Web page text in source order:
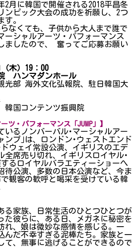
2月に韓国で開催される2018平昌冬
ンピック大会の成功を祈願し、2つ
す。
なくても、子供から大人まで誰で
ーシャルアーツ・パフォーマンス
しましたので、 奮ってご応募お願い
木）19：00
ハンマダンホール
光部 海外文化弘報院、駐日韓国大
韓国コンテンツ振興院
ツ・パフォーマンス「JUMP」】
いるノンバーバル･マーシャルアー
ンプ｣は、ロンドン･ウェストエンド
ウェイ常設公演、イギリスのエデ
全席売り切れ、イギリスロイヤル･
するロイヤルバラエティーショーへ
待公演、多数の日本公演など、今ま
観客の歓呼と喝采を受けている韓
る家族、日常生活のひとつひとつが
た彼らに、ある日、メガネに秘密を
れ、娘は微妙な感情を感じる。一
んだ不幸すぎる泥棒たち。家族と一
て、無事に逃げることができるので